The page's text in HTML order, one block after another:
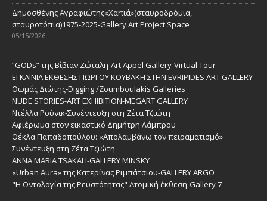
Δημοσθένης Αγραφιώτης«Xαrtιά»(σταυροδρόμια,
σταυροτόπια)1975-2025-Gallery Art Project Space
05/15/2026
“GODs” της Βίβιαν Ζώταλη-Art Appel Gallery-Virtual Tour
ΕΓΚΑΙΝΙΑ ΕΚΘΕΣΗΣ ΓΙΩΡΓΟΥ ΚΟΥΒΑΚΗ ΣΤΗΝ EVRIPIDES ART GALLERY
Θωμάς Διώτης-Digging /Zoumboulakis Galleries
NUDE STORIES-ΑRT EXHIBITION-MEGART GALLERY
Ντέλλα Ρούνικ-Συνέντευξη στη Ζέτα Τζιώτη
Αφιέρωμα στον εικαστικό Δημήτρη Λάμπρου
Θέκλα Παπαδοπούλου: «Απολαμβάνω τον πειραματισμό»
Συνέντευξη στη Ζέτα Τζιώτη
ANNA MARIA TSAKALI-GALLERY MINSKY
«Urban Aura» της Κατερίνας Ριμπάτσιου-GALLERY ARGO
"Η Οντολογία της Ρευστότητας" Ατομική έκθεση-Gallery 7